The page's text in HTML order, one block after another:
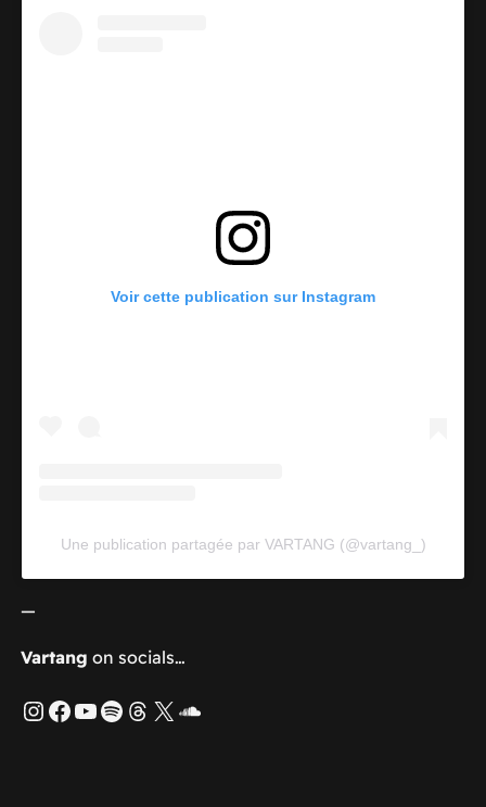
Voir cette publication sur Instagram
Une publication partagée par VARTANG (@vartang_)
—
Vartang on socials…
Instagram
Facebook
YouTube
Spotify
Threads
X SoundCloud